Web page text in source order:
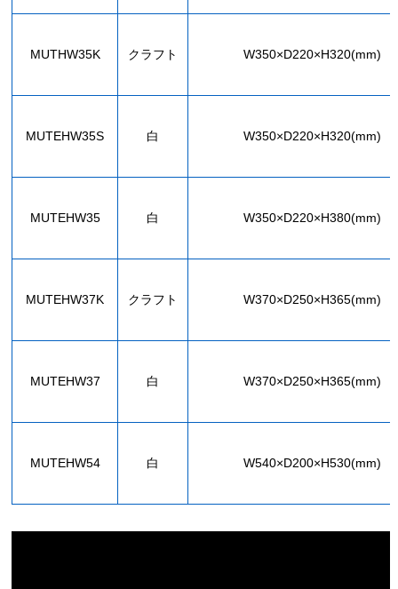
MUTHW35K クラフト W350×D220×H320(mm)
MUTEHW35S 白 W350×D220×H320(mm)
MUTEHW35 白 W350×D220×H380(mm)
MUTEHW37K クラフト W370×D250×H365(mm)
MUTEHW37 白 W370×D250×H365(mm)
MUTEHW54 白 W540×D200×H530(mm)